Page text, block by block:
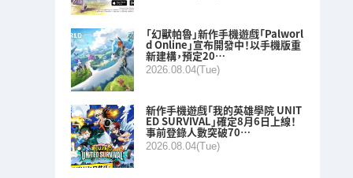
「幻獸帕魯」新作手機遊戲「Palworl
d Online」宣布開發中！以手機版重
新建構，預定20…
2026.08.04(Tue)
新作手機遊戲「我的英雄學院 UNIT
ED SURVIVAL」確定8月6日上線！
事前登錄人數突破70…
2026.08.04(Tue)